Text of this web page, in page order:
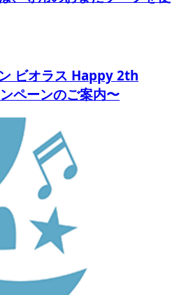
ビオラス Happy 2th
ペーンのご案内〜